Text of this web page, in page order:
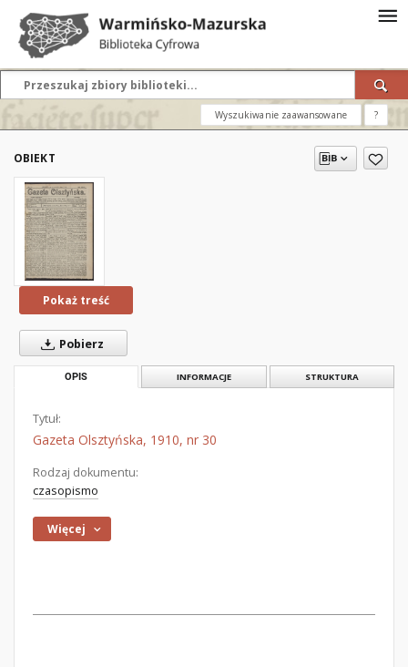
Wyszukiwanie zaawansowane ?
OBIEKT
Pokaż treść
Pobierz
OPIS INFORMACJE STRUKTURA
Tytuł:
Gazeta Olsztyńska, 1910, nr 30
Rodzaj dokumentu:
czasopismo
Więcej